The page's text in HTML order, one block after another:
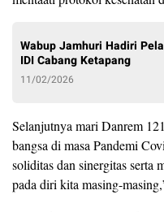
Wabup Jamhuri Hadiri
IDI Cabang Ketapang
11/02/2026
Selanjutnya mari Danrem
bangsa di masa Pandemi
soliditas dan sinergitas serta
pada diri kita masing-